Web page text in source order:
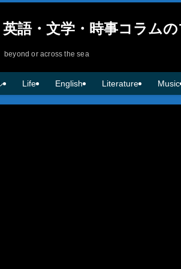
語・文学・時事コラム
beyond or across the sea
Life English Literature Music